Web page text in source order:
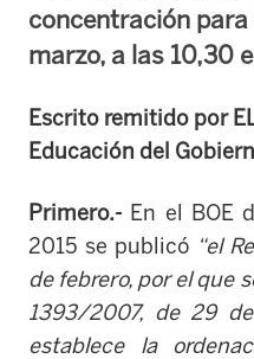
concentración
marzo, a las 10,30
Escrito remitido por
Educación del
Primero.- En el BOE
2015 se publicó “el
de febrero, por el que
1393/2007, de 29
establece la